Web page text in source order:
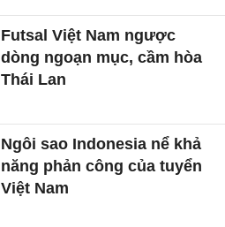
Futsal Việt Nam ngược
dòng ngoạn mục, cầm hòa
Thái Lan
Ngôi sao Indonesia nể khả
năng phản công của tuyển
Việt Nam